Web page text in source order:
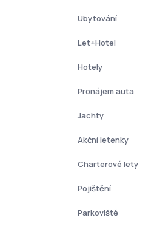
Ubytování
Let+Hotel
Hotely
Pronájem auta
Jachty
Akční letenky
Charterové lety
Pojištění
Parkoviště